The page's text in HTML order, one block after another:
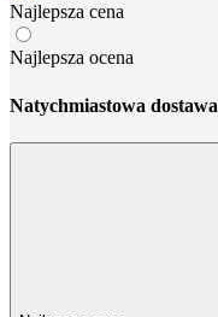
Najlepsza cena
Najlepsza ocena
Natychmiastowa dostawa